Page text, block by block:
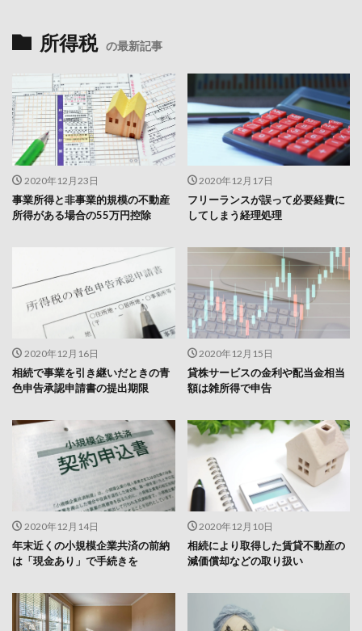
所得税 の最新記事
2020年12月23日
事業所得と非事業的規模の不動産
所得がある場合の55万円控除
2020年12月17日
フリーランスが誤って必要経費に
してしまう経理処理
2020年12月16日
相続で事業を引き継いだときの青
色申告承認申請書の提出期限
2020年12月15日
貸株サービスの金利や配当金相当
額は雑所得で申告
2020年12月14日
年末近くの小規模企業共済の前納
は「現金あり」で手続きを
2020年12月10日
相続により取得した賃貸不動産の
減価償却などの取り扱い